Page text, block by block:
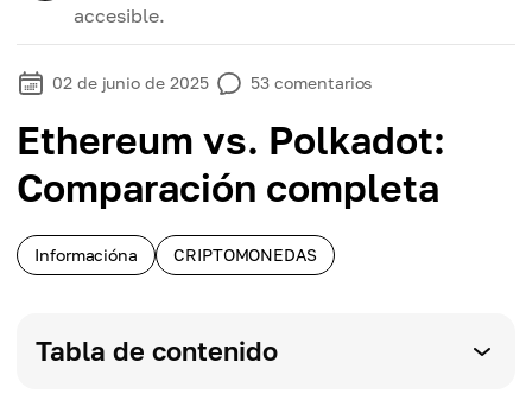
accesible.
02 de junio de 2025 53 comentarios
Ethereum vs. Polkadot:
Comparación completa
Informacióna CRIPTOMONEDAS
Tabla de contenido